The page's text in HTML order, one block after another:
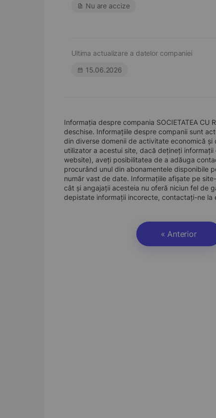
Nu are accize
Ultima actualizare a datelor companiei
15.06.2026
Informația despre compania SOCIETATEA CU
deschise. Informațiile despre companii sunt
din diverse domenii de activitate economică
utilizator a acestui site, dacă dețineți
website), aveți posibilitatea de a adăuga
procurând unul din abonamentele disponibile
număr vast de date. Informațiile afișate pe
cât și angajații acesteia nu oferă niciun fel de
depistate informații incorecte, contactați-ne la
« Anterior